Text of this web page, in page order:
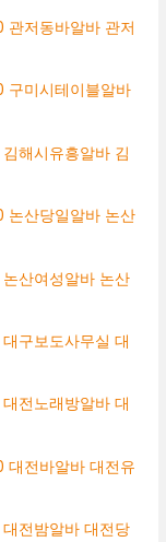
관저동바알바 관저
구미시테이블알바
해시유흥알바 김
논산당일알바 논산
산여성알바 논산
구보도사무실 대
전노래방알바 대
대전바알바 대전유
전밤알바 대전당